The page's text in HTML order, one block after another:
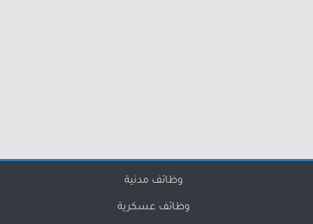
وظائف مدنية
وظائف عسكرية